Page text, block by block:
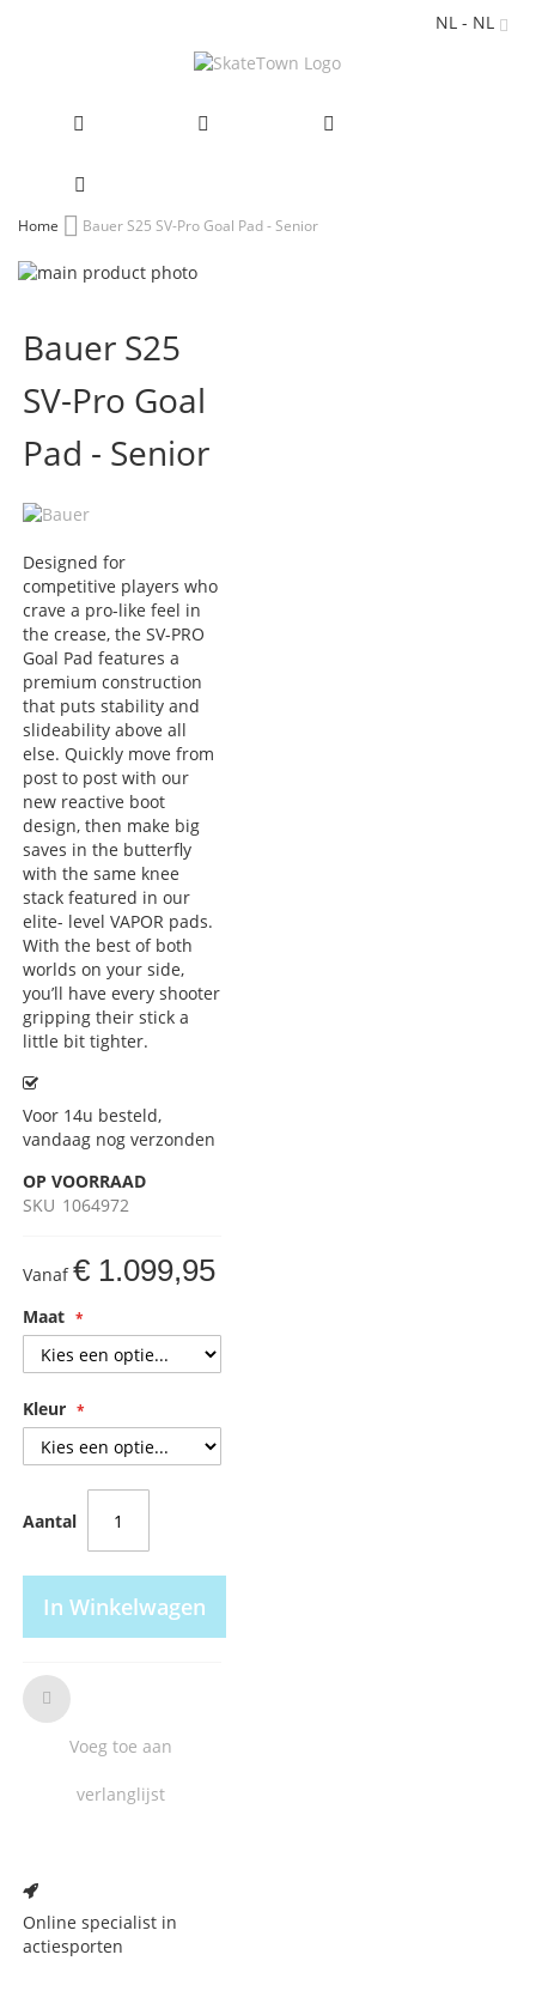
NL - NL
Ga
de
Home Bauer S25 SV-Pro Goal Pad - Senior
Ga
einde
van
de
afbeeldingen-
gallerij
het
begin
van
de
afbeeldingen-
gallerij
Bauer S25
SV-Pro Goal
Pad - Senior
Designed for
competitive players who
crave a pro-like feel in
the crease, the SV-PRO
Goal Pad features a
premium construction
that puts stability and
slideability above all
else. Quickly move from
post to post with our
new reactive boot
design, then make big
saves in the butterfly
with the same knee
stack featured in our
elite- level VAPOR pads.
With the best of both
worlds on your side,
you’ll have every shooter
gripping their stick a
little bit tighter.
Voor 14u besteld,
vandaag nog verzonden
OP VOORRAAD
SKU 1064972
Vanaf € 1.099,95
Maat
Kleur
Aantal
In Winkelwagen
Voeg toe aan
verlanglijst
verlanglijst
Online specialist in
actiesporten